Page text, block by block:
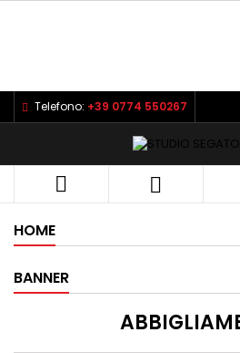
Telefono: +39 0774 550267
 
HOME
BANNER